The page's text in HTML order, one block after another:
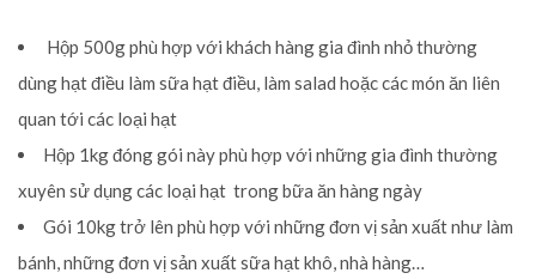
Hộp 500g phù hợp với khách hàng gia đình nhỏ thường
dùng hạt điều làm sữa hạt điều, làm salad hoặc các món ăn liên
quan tới các loại hạt
Hộp 1kg đóng gói này phù hợp với những gia đình thường
xuyên sử dụng các loại hạt trong bữa ăn hàng ngày
Gói 10kg trở lên phù hợp với những đơn vị sản xuất như làm
bánh, những đơn vị sản xuất sữa hạt khô, nhà hàng…